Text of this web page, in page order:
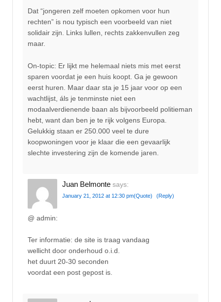
Dat “jongeren zelf moeten opkomen voor hun
rechten” is nou typisch een voorbeeld van niet
solidair zijn. Links lullen, rechts zakkenvullen zeg
maar.
On-topic: Er lijkt me helemaal niets mis met eerst
sparen voordat je een huis koopt. Ga je gewoon
eerst huren. Maar daar sta je 15 jaar voor op een
wachtlijst, áls je tenminste niet een
modaalverdienende baan als bijvoorbeeld politieman
hebt, want dan ben je te rijk volgens Europa.
Gelukkig staan er 250.000 veel te dure
koopwoningen voor je klaar die een gevaarlijk
slechte investering zijn de komende jaren.
Juan Belmonte says:
January 21, 2012 at 12:30 pm(Quote) (Reply)
@ admin:
Ter informatie: de site is traag vandaag
wellicht door onderhoud o.i.d.
het duurt 20-30 seconden
voordat een post gepost is.